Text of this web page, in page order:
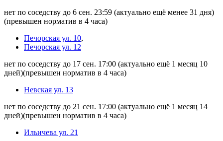
нет по соседству до 6 сен. 23:59 (актуально ещё менее 31 дня)
(превышен норматив в 4 часа)
Печорская ул. 10,
Печорская ул. 12
нет по соседству до 17 сен. 17:00 (актуально ещё 1 месяц 10
дней)(превышен норматив в 4 часа)
Невская ул. 13
нет по соседству до 21 сен. 17:00 (актуально ещё 1 месяц 14
дней)(превышен норматив в 4 часа)
Ильичева ул. 21